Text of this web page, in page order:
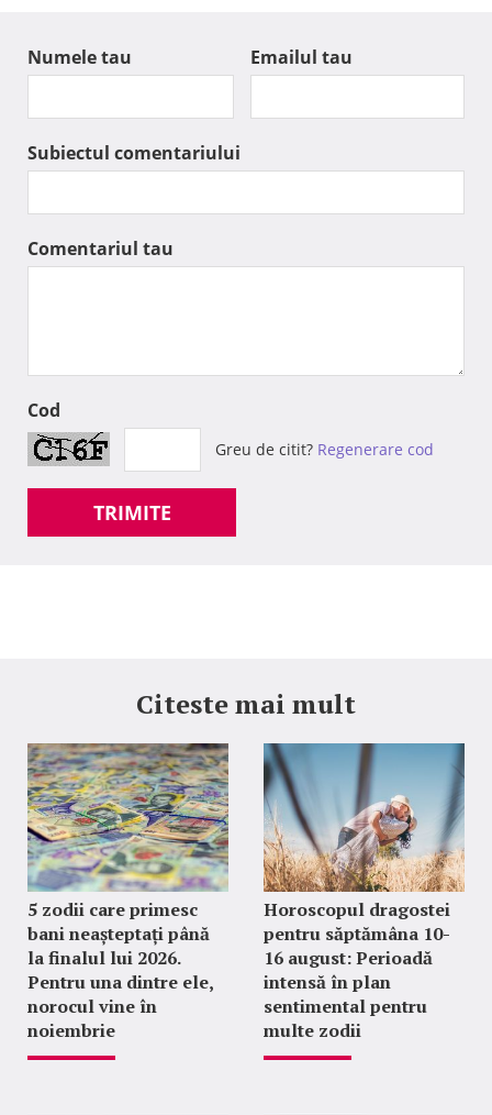
Numele tau Emailul tau
Subiectul comentariului
Comentariul tau
Cod
Greu de citit? Regenerare cod
TRIMITE
Citeste mai mult
5 zodii care primesc
bani neașteptați până
la finalul lui 2026.
Pentru una dintre ele,
norocul vine în
noiembrie
Horoscopul dragostei
pentru săptămâna 10-
16 august: Perioadă
intensă în plan
sentimental pentru
multe zodii